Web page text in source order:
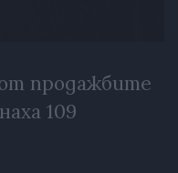
продажбите
109